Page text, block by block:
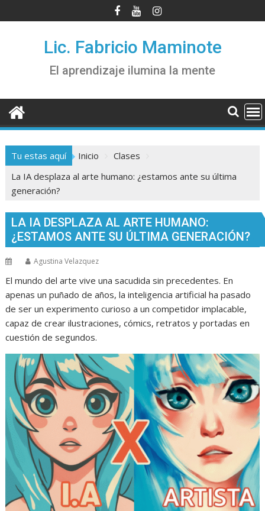
al
Lic. Fabricio Maminote
El aprendizaje ilumina la mente
Tu estas aquí Inicio
Clases
La IA desplaza al arte humano: ¿estamos ante su última
generación?
LA IA DESPLAZA AL ARTE HUMANO:
¿ESTAMOS ANTE SU ÚLTIMA GENERACIÓN?
Agustina Velazquez
El mundo del arte vive una sacudida sin precedentes. En
apenas un puñado de años, la inteligencia artificial ha pasado
de ser un experimento curioso a un competidor implacable,
capaz de crear ilustraciones, cómics, retratos y portadas en
cuestión de segundos.